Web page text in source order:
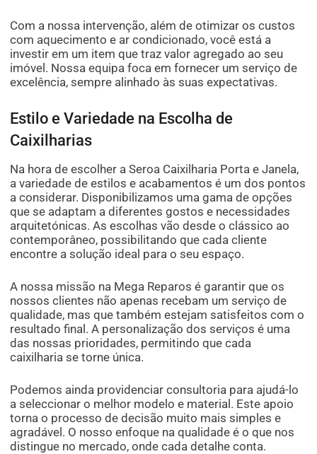
Com a nossa intervenção, além de otimizar os custos
com aquecimento e ar condicionado, você está a
investir em um item que traz valor agregado ao seu
imóvel. Nossa equipa foca em fornecer um serviço de
excelência, sempre alinhado às suas expectativas.
Estilo e Variedade na Escolha de
Caixilharias
Na hora de escolher a Seroa Caixilharia Porta e Janela,
a variedade de estilos e acabamentos é um dos pontos
a considerar. Disponibilizamos uma gama de opções
que se adaptam a diferentes gostos e necessidades
arquitetónicas. As escolhas vão desde o clássico ao
contemporâneo, possibilitando que cada cliente
encontre a solução ideal para o seu espaço.
A nossa missão na Mega Reparos é garantir que os
nossos clientes não apenas recebam um serviço de
qualidade, mas que também estejam satisfeitos com o
resultado final. A personalização dos serviços é uma
das nossas prioridades, permitindo que cada
caixilharia se torne única.
Podemos ainda providenciar consultoria para ajudá-lo
a seleccionar o melhor modelo e material. Este apoio
torna o processo de decisão muito mais simples e
agradável. O nosso enfoque na qualidade é o que nos
distingue no mercado, onde cada detalhe conta.